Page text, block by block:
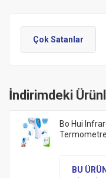
Çok Satanlar
İndirimdeki
Bo Hui
Termometre
BU